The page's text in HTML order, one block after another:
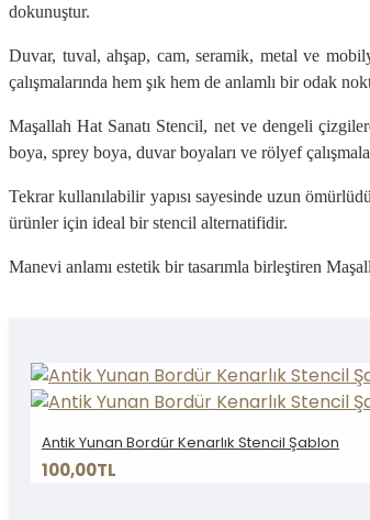
dokunuştur.
Duvar, tuval, ahşap, cam, seramik, metal ve
çalışmalarında hem şık hem de anlamlı bir odak
Maşallah Hat Sanatı Stencil, net ve dengeli
boya, sprey boya, duvar boyaları ve rölyef
Tekrar kullanılabilir yapısı sayesinde uzun
ürünler için ideal bir stencil alternatifidir.
Manevi anlamı estetik bir tasarımla birleştiren
Antik Yunan Bordür Kenarlık Stencil Şablon
100,00TL